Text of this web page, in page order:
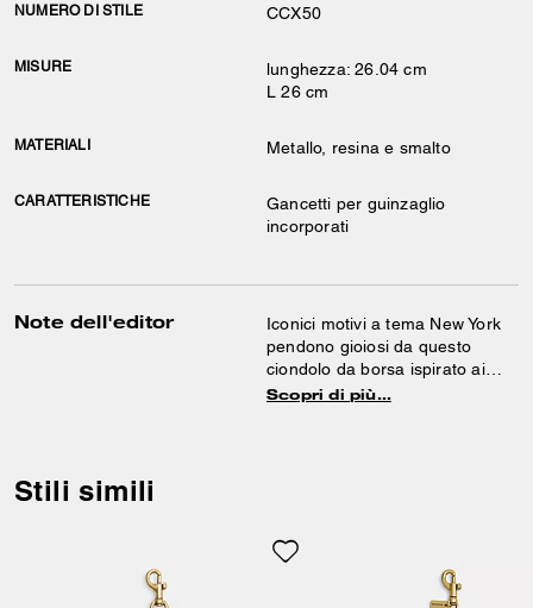
NUMERO DI STILE CCX50
MISURE
lunghezza: 26.04 cm
L 26 cm
MATERIALI Metallo, resina e smalto
CARATTERISTICHE
Gancetti per guinzaglio
incorporati
Note dell'editor
Iconici motivi a tema New York
pendono gioiosi da questo
ciondolo da borsa ispirato ai
gioielli d’epoca. Infonde
Scopri di più…
Stili simili